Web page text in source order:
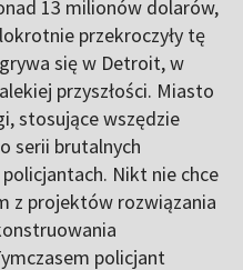
13 milionów dolarów,
przekroczyły tę
się w Detroit, w
przyszłości. Miasto
stosujące wszędzie
serii brutalnych
Nikt nie chce
z projektów rozwiązania
policjant